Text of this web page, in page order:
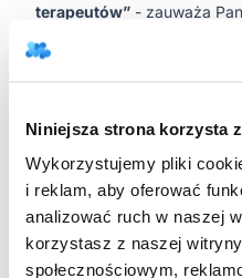
Niniejsza strona korzysta
Wykorzystujemy pliki
i reklam, aby oferować
analizować ruch w naszej
korzystasz z naszej
społecznościowym,
terapeutów” - zauważa
bardzo usprawniło to
4. Zaawansowane
generuję podliczenia
przeprowadzonych czy
wszystko musiałam liczyć
ulgą Pani Klaudia.
Więcej na temat funkcji
5 rad jak usprawnić
Wymierne korzyści